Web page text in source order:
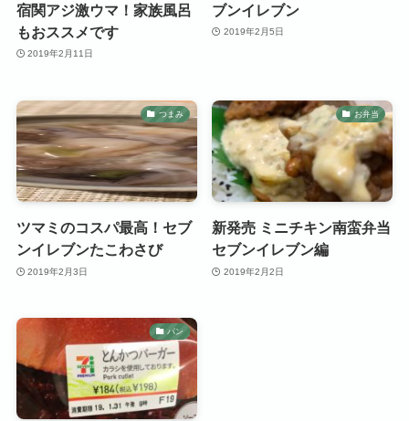
宿関アジ激ウマ！家族風呂
もおススメです
2019年2月11日
ブンイレブン
2019年2月5日
つまみ
ツマミのコスパ最高！セブ
ンイレブンたこわさび
2019年2月3日
お弁当
新発売 ミニチキン南蛮弁当
セブンイレブン編
2019年2月2日
パン